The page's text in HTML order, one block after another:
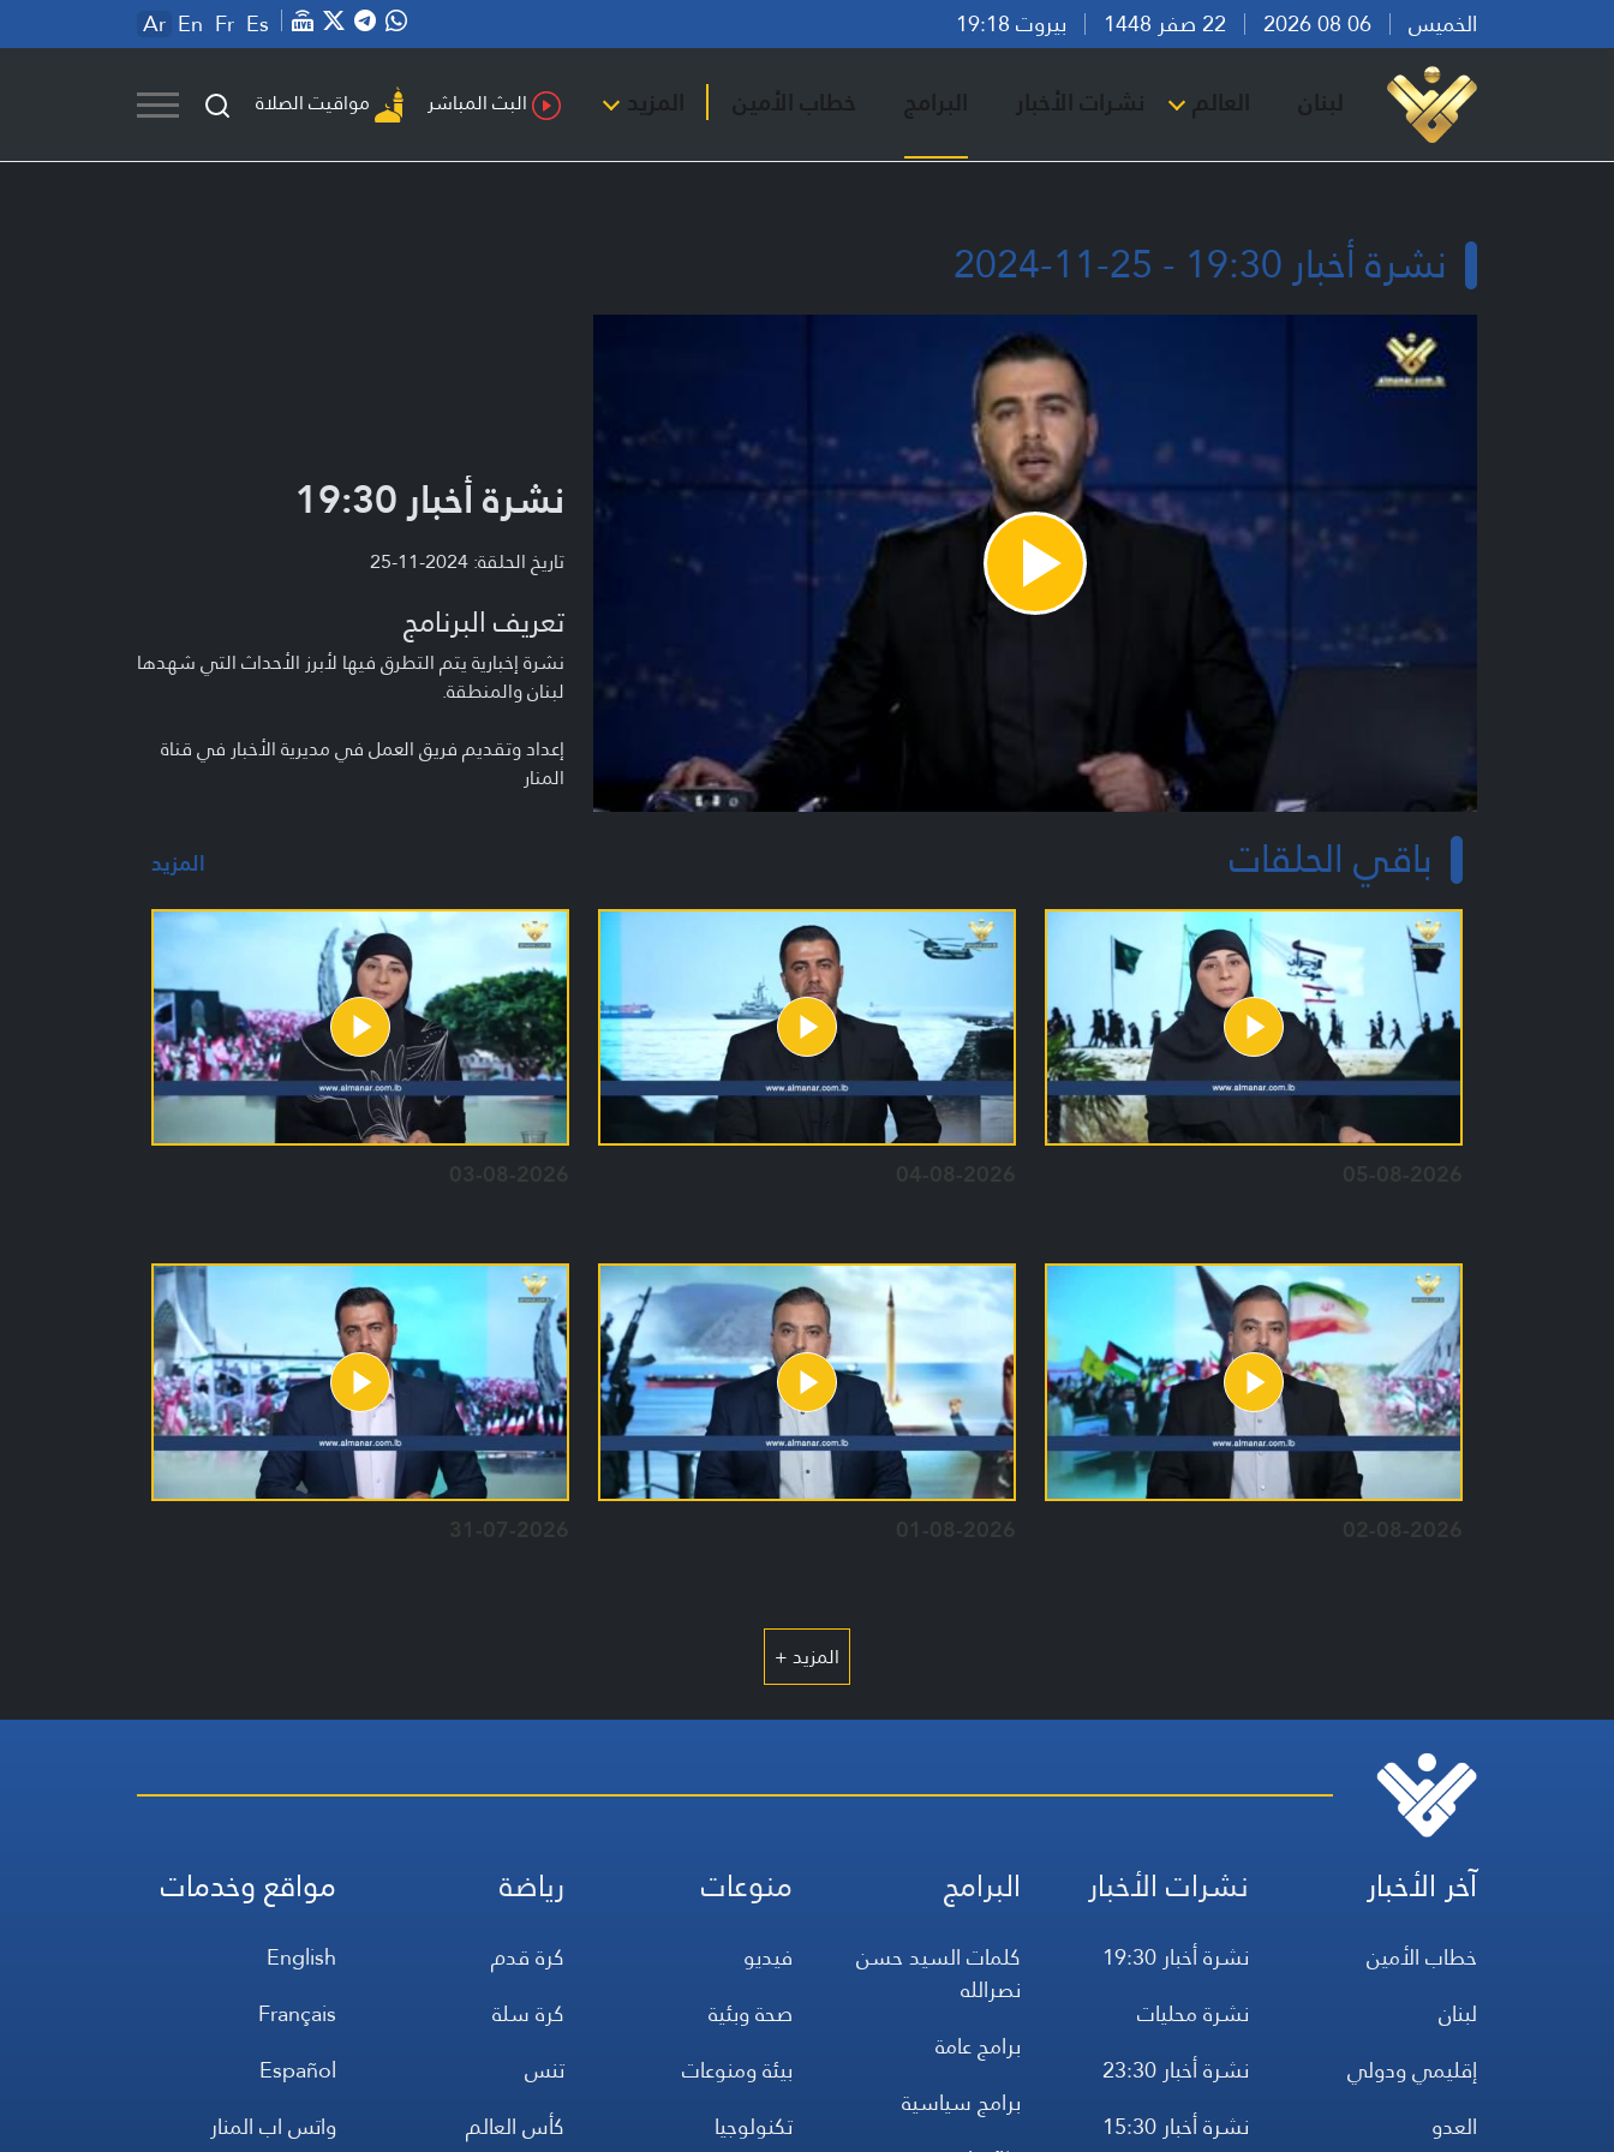
الخميس بيروت 19:18 Ar En Fr Es
لبنان العالم نشرات الأخبار البرامج خطاب الأمين المزيد البث المباشر مواقيت الصلاة
نشرة أخبار 19:30 - 25-11-2024
Play
Video
نشرة أخبار 19:30
تاريخ الحلقة: 2024-11-25
تعريف البرنامج
نشرة إخبارية يتم التطرق فيها لأبرز الأحداث التي شهدها
لبنان والمنطقة.
إعداد وتقديم فريق العمل في مديرية الأخبار في قناة
المنار
باقي الحلقات المزيد
05-08-2026
04-08-2026
03-08-2026
02-08-2026
01-08-2026
31-07-2026
المزيد +
آخر الأخبار
خطاب الأمين
لبنان
إقليمي ودولي
العدو
نشرات الأخبار
نشرة أخبار 19:30
نشرة محليات
نشرة أخبار 23:30
نشرة أخبار 15:30
البرامج
كلمات السيد حسن
نصرالله
برامج عامة
برامج سياسية
منوعات
فيديو
صحة وبئية
بيئة ومنوعات
تكنولوجيا
رياضة
كرة قدم
كرة سلة
تنس
كأس العالم
مواقع وخدمات
English
Français
Español
واتس اب المنار